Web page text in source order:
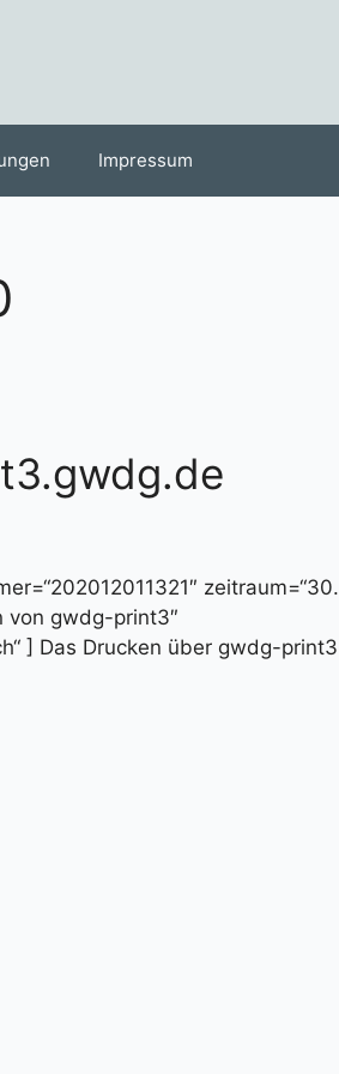
Impressum
zeitraum=“30.
von gwdg-print3″
] Das Drucken über gwdg-print3